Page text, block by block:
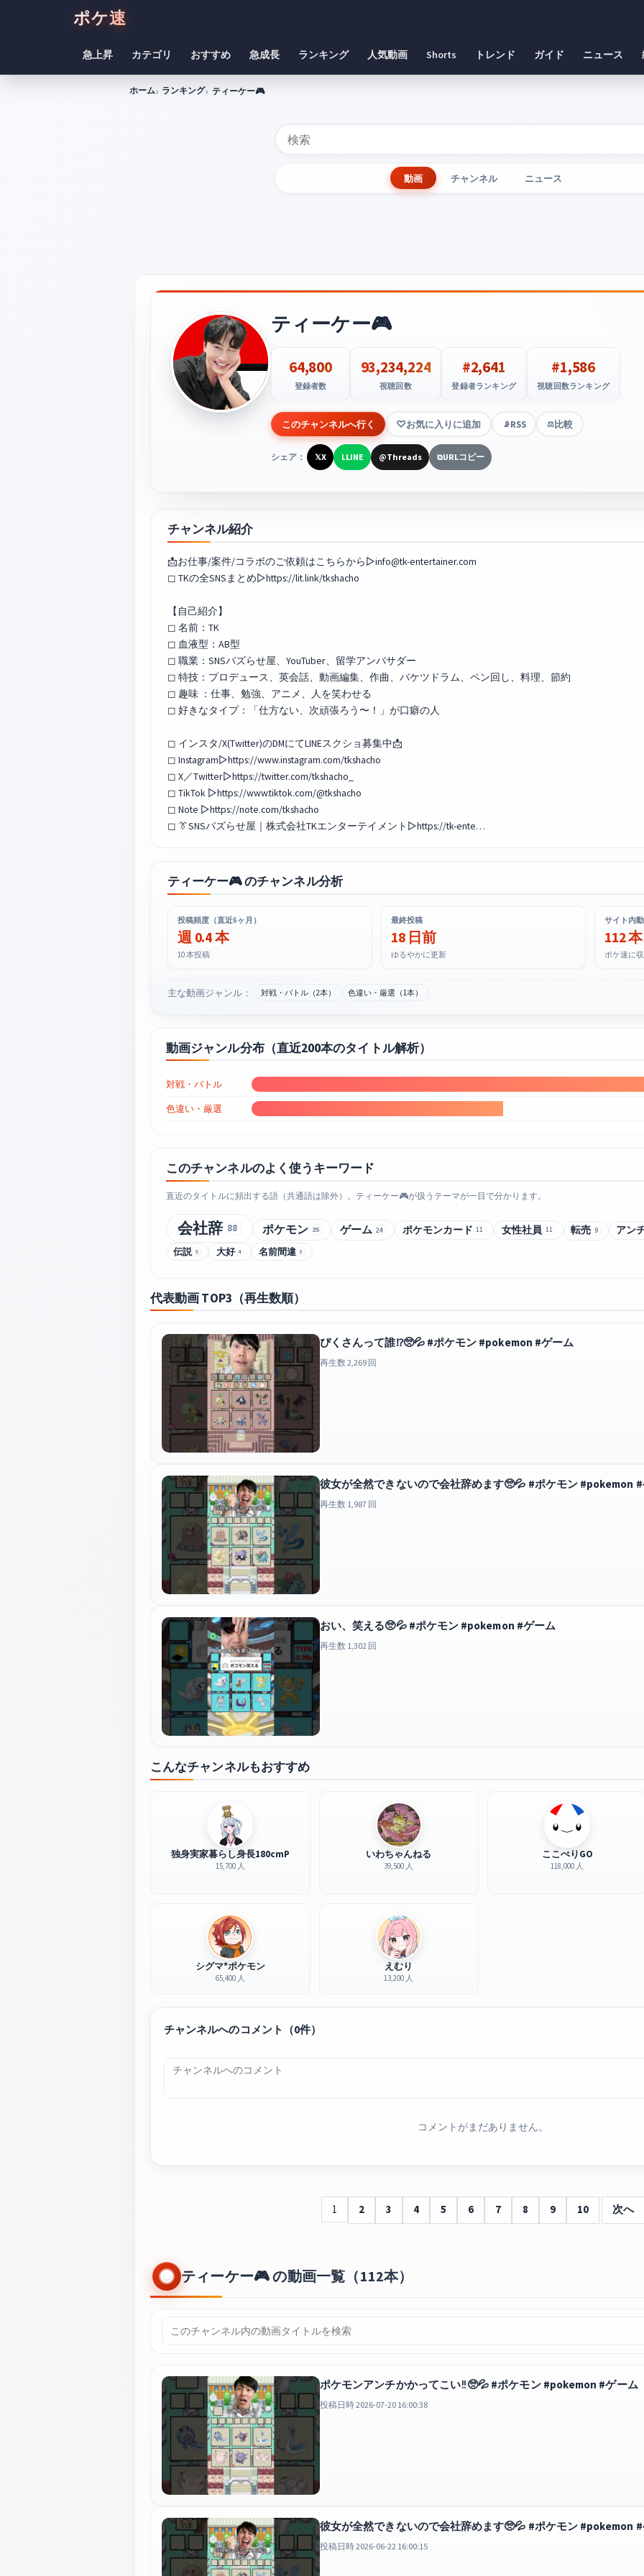
ポケ速
急上昇 カテゴリ おすすめ 急成長 ランキング 人気動画 Shorts トレンド ガイド ニュース
ホーム ランキング ティーケー🎮
動画 チャンネル ニュース
ティーケー🎮
64,800
登録者数
93,234,224
視聴回数
#2,641
登録者ランキング
#1,586
視聴回数ランキング
このチャンネルへ行く お気に入りに追加 📡RSS ⚖️比較
シェア： 𝕏X LLINE @Threads ⧉URLコピー
チャンネル紹介
📩お仕事/案件/コラボのご依頼はこちらから▷info@tk-entertainer.com
◻︎ TKの全SNSまとめ▷https://lit.link/tkshacho
【自己紹介】
◻︎ 名前：TK
◻︎ 血液型：AB型
◻︎ 職業：SNSバズらせ屋、YouTuber、留学アンバサダー
◻︎ 特技：プロデュース、英会話、動画編集、作曲、バケツドラム、ペン回し、料理、節約
◻︎ 趣味 ：仕事、勉強、アニメ、人を笑わせる
◻︎ 好きなタイプ：「仕方ない、次頑張ろう〜！」が口癖の人
◻︎ インスタ/X(Twitter)のDMにてLINEスクショ募集中📩
◻︎ Instagram▷https://www.instagram.com/tkshacho
◻︎ X／Twitter▷https://twitter.com/tkshacho_
◻︎ TikTok ▷https://www.tiktok.com/@tkshacho
◻︎ Note ▷https://note.com/tkshacho
◻︎ 👔SNSバズらせ屋｜株式会社TKエンターテイメント▷https://tk-ente…
ティーケー🎮 のチャンネル分析
投稿頻度（直近6ヶ月）
週 0.4 本
10 本投稿
最終投稿
18 日前
ゆるやかに更新
サイト内
112 本
ポケ速に
主な動画ジャンル： 対戦・バトル（2本） 色違い・厳選（1本）
動画ジャンル分布（直近200本のタイトル解析）
対戦・バトル
色違い・厳選
このチャンネルのよく使うキーワード
直近のタイトルに頻出する語（共通語は除外）。ティーケー🎮が扱うテーマが一目で分かります。
会社辞 88 ポケモン 35 ゲーム 24 ポケモンカード 11 女性社員 11 転売 9
アン
伝説 5 大好 4 名前間違 3
代表動画 TOP3（再生数順）
ぴくさんって誰⁉️🥺💦 #ポケモン #pokemon #ゲーム
再生数 2,269 回
彼女が全然できないので会社辞めます🥺💦 #ポケモン #pokemon
再生数 1,987 回
おい、笑える🥺💦 #ポケモン #pokemon #ゲーム
再生数 1,302 回
こんなチャンネルもおすすめ
独身実家暮らし身長180cmP
15,700 人
いわちゃんねる
39,500 人
ここぺりGO
118,000 人
シグマ*ポケモン
65,400 人
えむり
13,200 人
チャンネルへのコメント（0件）
コメントがまだありません。
1 2 3 4 5 6 7 8 9 10 次へ
ティーケー🎮 の動画一覧（112本）
ポケモンアンチかかってこい‼️🥺💦 #ポケモン #pokemon #ゲーム
投稿日時 2026-07-20 16:00:38
彼女が全然できないので会社辞めます🥺💦 #ポケモン #pokemon
投稿日時 2026-06-22 16:00:15